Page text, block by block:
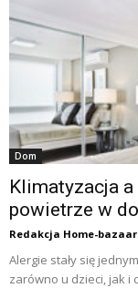
Dom
Klimatyzacja
powietrze w
Redakcja Home-
Alergie stały się
zarówno u dzieci, jak i